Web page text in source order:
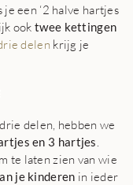
een ‘2 halve hartjes
ook twee kettingen
delen krijg je
delen, hebben we
en 3 hartjes
te laten zien van wie
je kinderen in ieder